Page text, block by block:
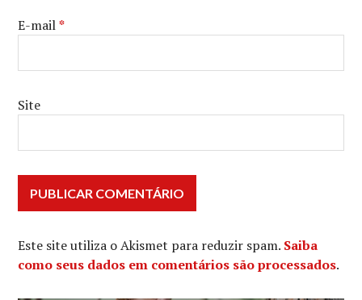
E-mail*
Site
Este site utiliza o Akismet para reduzir spam. Saiba
como seus dados em comentários são processados.